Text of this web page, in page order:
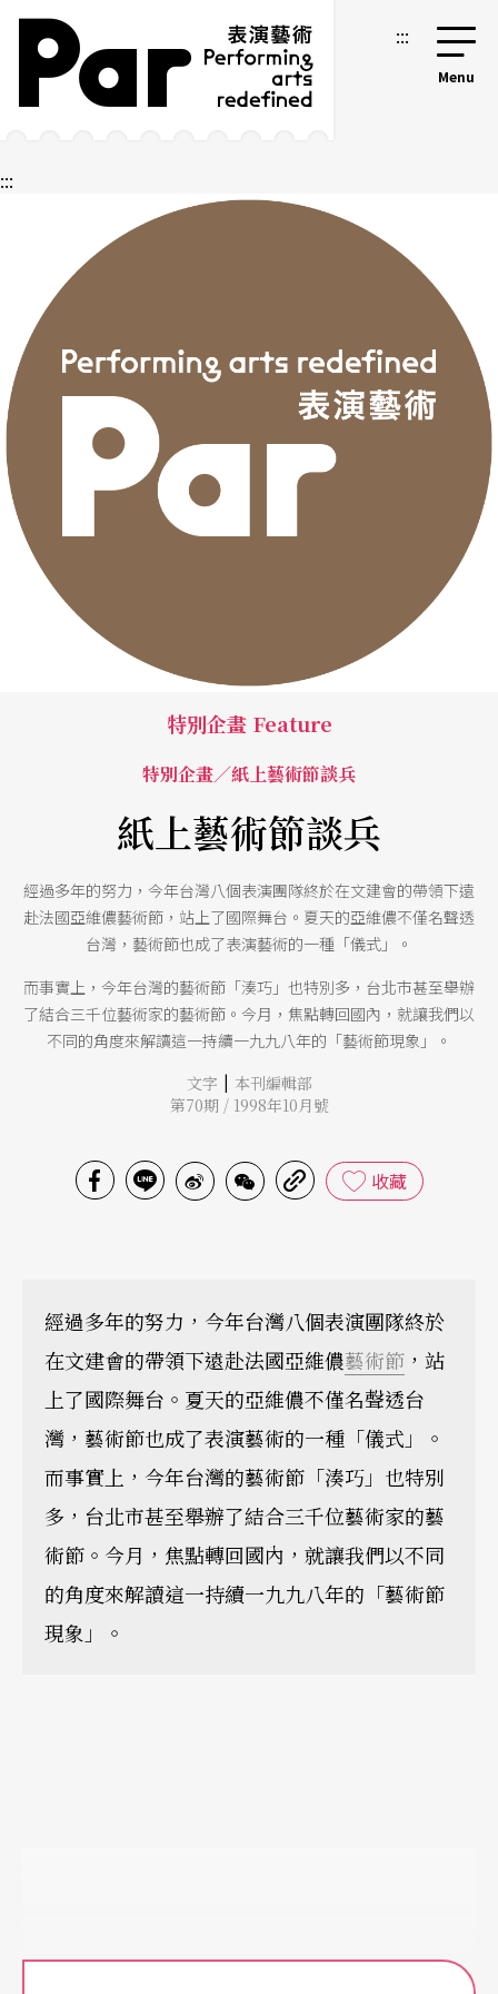
跳到主要內容區塊
網站導覽 :::
:::
特別企畫 Feature
特別企畫／紙上藝術節談兵
紙上藝術節談兵
經過多年的努力，今年台灣八個表演團隊終於在文建會的帶領下遠
赴法國亞維儂藝術節，站上了國際舞台。夏天的亞維儂不僅名聲透
台灣，藝術節也成了表演藝術的一種「儀式」。
而事實上，今年台灣的藝術節「湊巧」也特別多，台北市甚至舉辦
了結合三千位藝術家的藝術節。今月，焦點轉回國內，就讓我們以
不同的角度來解讀這一持續一九九八年的「藝術節現象」。
文字 | 本刊編輯部
第70期 / 1998年10月號
收藏
經過多年的努力，今年台灣八個表演團隊終於
在文建會的帶領下遠赴法國亞維儂藝術節 ，站
上了國際舞台。夏天的亞維儂不僅名聲透台
灣，藝術節也成了表演藝術的一種「儀式」。
而事實上，今年台灣的藝術節「湊巧」也特別
多，台北市甚至舉辦了結合三千位藝術家的藝
術節。今月，焦點轉回國內，就讓我們以不同
的角度來解讀這一持續一九九八年的「藝術節
現象」。